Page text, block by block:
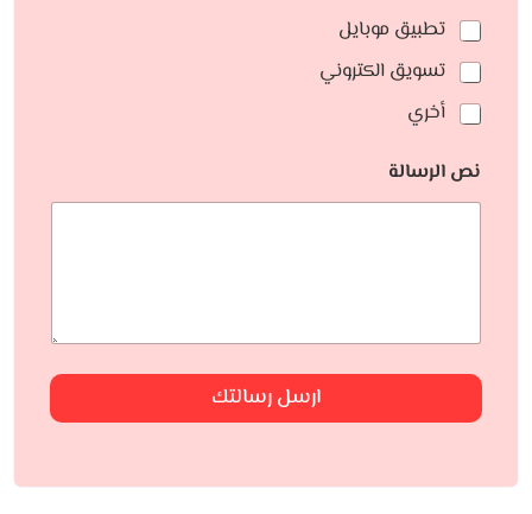
تطبيق موبايل
تسويق الكتروني
أخري
نص الرسالة
ارسل رسالتك